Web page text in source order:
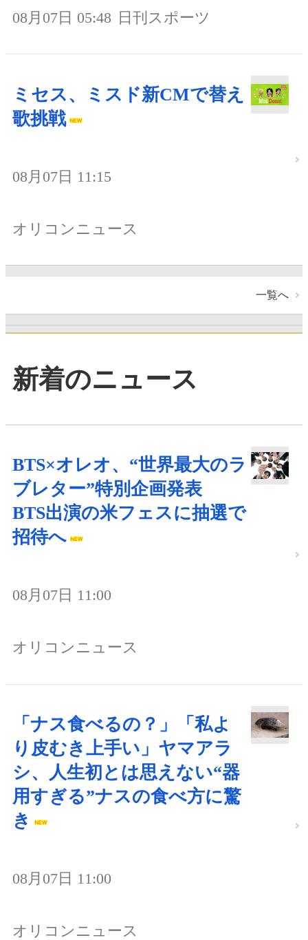
08月07日 05:48 日刊スポーツ
ミセス、ミスド新CMで替え
歌挑戦
08月07日 11:15
オリコンニュース
一覧へ
新着のニュース
BTS×オレオ、“世界最大のラ
ブレター”特別企画発表
BTS出演の米フェスに抽選で
招待へ
08月07日 11:00
オリコンニュース
「ナス食べるの？」「私よ
り皮むき上手い」ヤマアラ
シ、人生初とは思えない“器
用すぎる”ナスの食べ方に驚
き
08月07日 11:00
オリコンニュース